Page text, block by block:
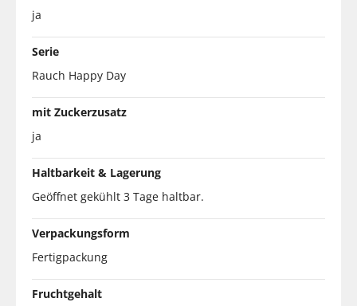
ja
Serie
Rauch Happy Day
mit Zuckerzusatz
ja
Haltbarkeit & Lagerung
Geöffnet gekühlt 3 Tage haltbar.
Verpackungsform
Fertigpackung
Fruchtgehalt